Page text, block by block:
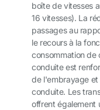
boîte de vitesses
16 vitesses). La
passages au
le recours à la
consommation de
conduite est
de l'embrayage et
conduite. Les
offrent également